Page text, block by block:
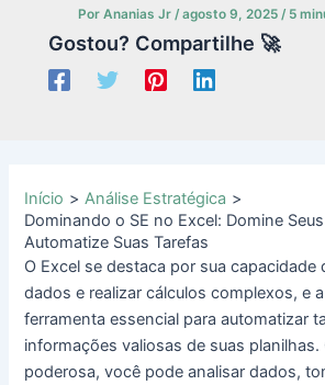
Por Ananias Jr /agosto 9, 2025 / 5
Gostou? Compartilhe 🚀
Início
Análise Estratégica
Dominando o SE no Excel: Domine
Automatize Suas Tarefas
O Excel se destaca por sua capacidade
dados e realizar cálculos complexos, e
ferramenta essencial para automatizar
informações valiosas de suas
poderosa, você pode analisar dados,